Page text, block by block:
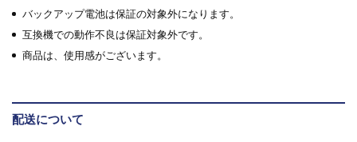
バックアップ電池は保証の対象外になります。
互換機での動作不良は保証対象外です。
商品は、使用感がございます。
配送について